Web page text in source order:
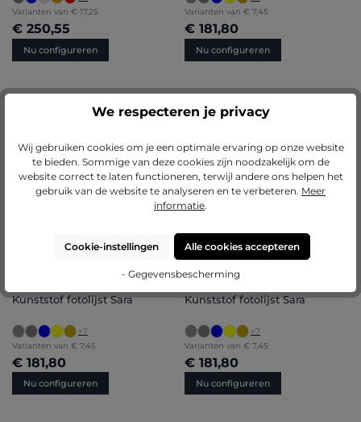
Varianten van € 17,25
€ 250,55
Nu configureren
Varianten van € 7,45
€ 181,80
Nu configureren
Gemiddelde waardering van 5 van 5 sterren
+8
Varianten van€ 11,55
€ 231,45
BESTSELLERS
Gemiddelde waardering van 4.71
(85)
+7
Varianten van€ 7,45
€ 181,80
Gemiddelde waardering van 4.71 van 5 sterren
Kunststof fotolijst Sara
+7
Varianten van € 7,45
€ 181,80
Nu configureren
BESTSELLERS
Gemiddelde waardering van 4.71
(85)
Kunststof fotolijst Sara
+7
Varianten van € 7,45
€ 181,80
Nu configureren
We respecteren je privacy
Wij gebruiken cookies om je een optimale ervaring op onze website
te bieden. Sommige van deze cookies zijn noodzakelijk om de
website correct te laten functioneren, terwijl andere ons helpen het
gebruik van de website te analyseren en te verbeteren. Meer
informatie.
Cookie-instellingen Alle cookies accepteren
- Gegevensbescherming